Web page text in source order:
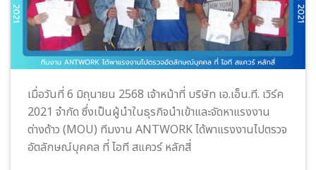
เมื่อวันที่ 6 มิถุนายน 2568 เจ้าหน้าที่ บริษัท เอ.เอ็น.ที. เวิร์ค
2021 จำกัด ซึ่งเป็นผู้นำในธุรกิจนำเข้าและจัดหาแรงงาน
ต่างด้าว (MOU) ทีมงาน ANTWORK ได้พาแรงงานไปตรวจ
อัตลักษณ์บุคคล ที่ ไอที สแควร์ หลักสี่